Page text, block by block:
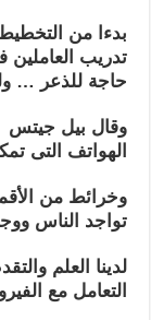
بدءا من
تدريب
حاجة للذعر …
وقال بيل جيتس أن
الهواتف التى
وخرائط من
تواجد الناس
لدينا العلم
التعامل مع